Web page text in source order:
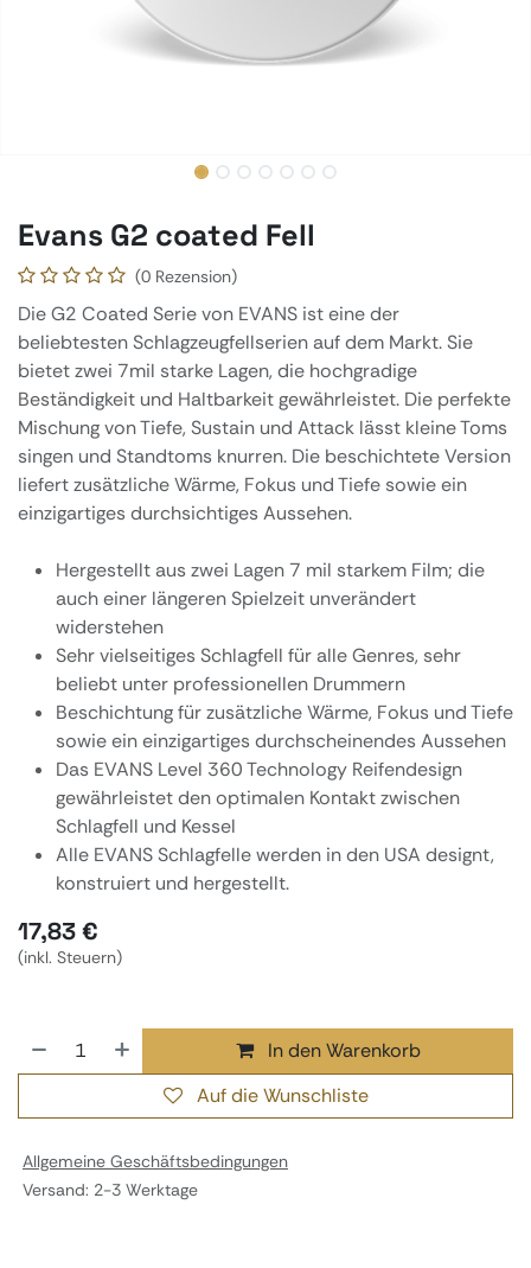
Evans G2 coated Fell
(0 Rezension)
Die G2 Coated Serie von EVANS ist eine der
beliebtesten Schlagzeugfellserien auf dem Markt. Sie
bietet zwei 7mil starke Lagen, die hochgradige
Beständigkeit und Haltbarkeit gewährleistet. Die perfekte
Mischung von Tiefe, Sustain und Attack lässt kleine Toms
singen und Standtoms knurren. Die beschichtete Version
liefert zusätzliche Wärme, Fokus und Tiefe sowie ein
einzigartiges durchsichtiges Aussehen.
Hergestellt aus zwei Lagen 7 mil starkem Film; die
auch einer längeren Spielzeit unverändert
widerstehen
Sehr vielseitiges Schlagfell für alle Genres, sehr
beliebt unter professionellen Drummern
Beschichtung für zusätzliche Wärme, Fokus und Tiefe
sowie ein einzigartiges durchscheinendes Aussehen
Das EVANS Level 360 Technology Reifendesign
gewährleistet den optimalen Kontakt zwischen
Schlagfell und Kessel
Alle EVANS Schlagfelle werden in den USA designt,
konstruiert und hergestellt.
17,83€
(inkl. Steuern)
In den Warenkorb
Auf die Wunschliste
Allgemeine Geschäftsbedingungen
Versand: 2-3 Werktage